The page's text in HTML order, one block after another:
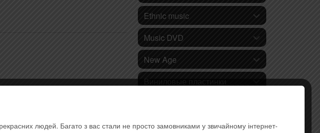
Ethnic music
Music DVD
New Age
Классическая музыка
людей. Багато з вас стали не просто замовниками у звичайному інтернет-